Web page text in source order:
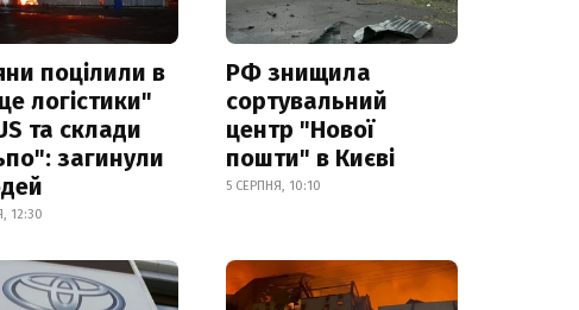
поцілили в
логістики"
та склади
загинули
12:30
РФ знищила
сортувальний
центр "Нової
пошти" в Києві
5 СЕРПНЯ, 10:10